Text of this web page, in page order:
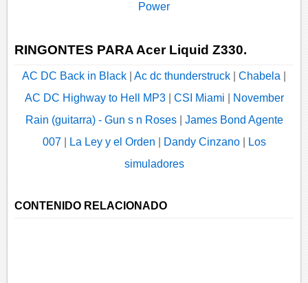
Power
RINGONTES PARA Acer Liquid Z330.
AC DC Back in Black Ac dc thunderstruck Chabela
AC DC Highway to Hell MP3| CSI Miami
November
Rain (guitarra) - Gun s n Roses| James Bond Agente
007| La Ley y el Orden Dandy Cinzano|
Los
simuladores
CONTENIDO RELACIONADO